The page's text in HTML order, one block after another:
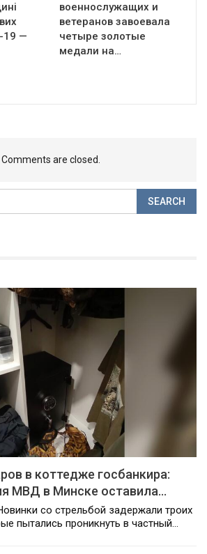
19 —
военнослужащих и
ветеранов завоевала
четыре золотые
медали на…
Comments are closed.
в коттедже госбанкира:
МВД в Минске оставила…
со стрельбой задержали троих
пытались проникнуть в частный…